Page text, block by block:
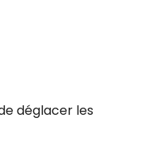
déglacer les